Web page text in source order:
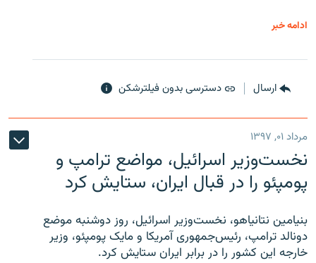
ادامه خبر
ارسال دسترسی بدون فیلترشکن
مرداد ۰۱, ۱۳۹۷
نخست‌وزیر اسرائیل، مواضع ترامپ و
پومپئو را در قبال ایران، ستایش کرد
بنیامین نتانیاهو، نخست‌وزیر اسرائیل، روز دوشنبه موضع
دونالد ترامپ، رئیس‌جمهوری آمریکا و مایک پومپئو، وزیر
خارجه این کشور را در برابر ایران ستایش کرد.